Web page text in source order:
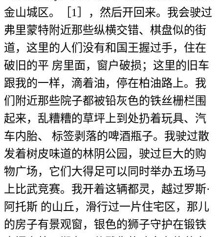
金山城区。［1］，然后开回来。我会驶过
弗里蒙特附近那些纵横交错、棋盘似的街
道，这里的人们没有和国王握过手，住在
破旧的平 房里面，窗户破损；这里的旧车
跟我的一样，滴着油，停在柏油路上。我
们附近那些院子都被铅灰色的铁丝栅栏围
起来，乱糟糟的草坪上到处扔着玩具、汽
车内胎、 标签剥落的啤酒瓶子。我驶过散
发着树皮味道的林阴公园，驶过巨大的购
物广场，它们大得足可以同时举办五场马
上比武竞赛。我开着这辆都灵，越过罗斯·
阿托斯 的山丘，滑行过一片住宅区，那儿
的房子有景观窗，银色的狮子守护在锻铁